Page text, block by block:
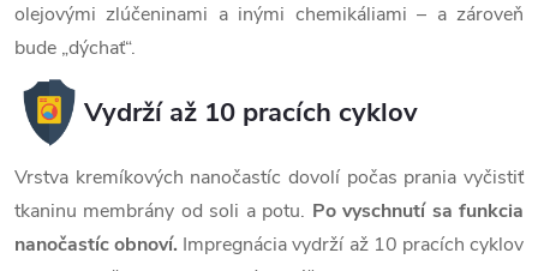
olejovými zlúčeninami a inými chemikáliami – a zároveň
bude „dýchať“.
Vydrží až 10 pracích cyklov
Vrstva kremíkových nanočastíc dovolí počas prania vyčistiť
tkaninu membrány od soli a potu. Po vyschnutí sa funkcia
nanočastíc obnoví. Impregnácia vydrží až 10 pracích cyklov